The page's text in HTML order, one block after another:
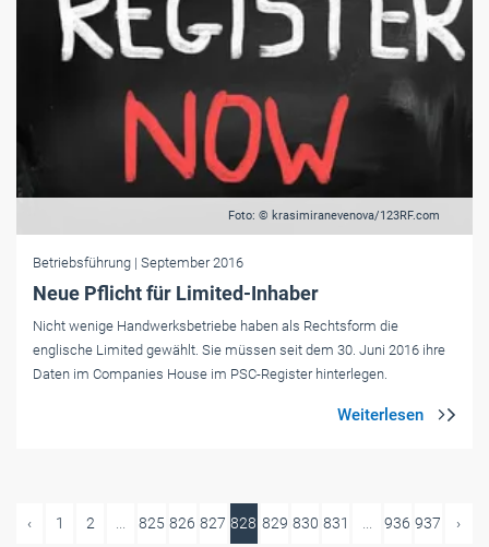
Foto: © krasimiranevenova/123RF.com
Betriebsführung | September 2016
Neue Pflicht für Limited-Inhaber
Nicht wenige Handwerksbetriebe haben als Rechtsform die
englische Limited gewählt. Sie müssen seit dem 30. Juni 2016 ihre
Daten im Companies House im PSC-Register hinterlegen.
‹ 1 2 ... 825 826 827 828 829 830 831 ... 936 937 ›